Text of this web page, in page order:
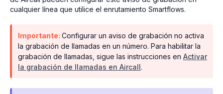
cualquier línea que utilice el enrutamiento Smartflows.
Importante: Configurar un aviso de grabación no activa
la grabación de llamadas en un número. Para habilitar la
grabación de llamadas, sigue las instrucciones en Activar
la grabación de llamadas en Aircall.